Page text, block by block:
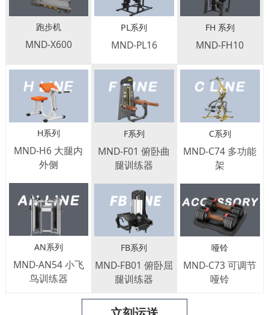
跑步机
MND-X600
PL系列
MND-PL16
FH 系列
MND-FH10
H系列
MND-H6 大腿内
外侧
AN系列
MND-AN54 小飞
鸟训练器
F系列
MND-F01 俯卧曲
腿训练器
FB系列
MND-FB01 俯卧屈
腿训练器
C系列
MND-C74 多功能
架
哑铃
MND-C73 可调节
哑铃